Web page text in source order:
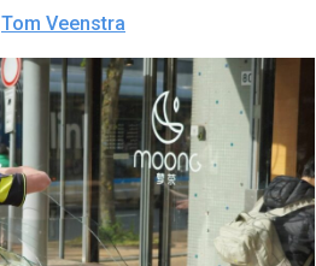
Tom Veenstra